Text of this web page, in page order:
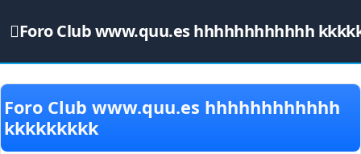
Foro Club www.quu.es hhhhhhhhhhhh
Obviar
Foro Club www.quu.es hhhhhhhhhhhh
kkkkkkkkk